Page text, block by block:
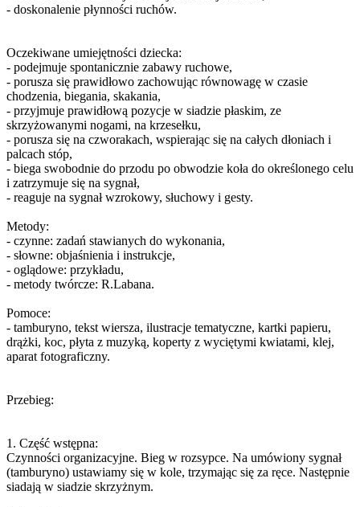
- doskonalenie płynności ruchów.
Oczekiwane umiejętności dziecka:
- podejmuje spontanicznie zabawy ruchowe,
- porusza się prawidłowo zachowując równowagę w czasie
chodzenia, biegania, skakania,
- przyjmuje prawidłową pozycje w siadzie płaskim, ze
skrzyżowanymi nogami, na krzesełku,
- porusza się na czworakach, wspierając się na całych dłoniach i
palcach stóp,
- biega swobodnie do przodu po obwodzie koła do określonego celu
i zatrzymuje się na sygnał,
- reaguje na sygnał wzrokowy, słuchowy i gesty.
Metody:
- czynne: zadań stawianych do wykonania,
- słowne: objaśnienia i instrukcje,
- oglądowe: przykładu,
- metody twórcze: R.Labana.
Pomoce:
- tamburyno, tekst wiersza, ilustracje tematyczne, kartki papieru,
drążki, koc, płyta z muzyką, koperty z wyciętymi kwiatami, klej,
aparat fotograficzny.
Przebieg:
1. Część wstępna:
Czynności organizacyjne. Bieg w rozsypce. Na umówiony sygnał
(tamburyno) ustawiamy się w kole, trzymając się za ręce. Następnie
siadają w siadzie skrzyżnym.